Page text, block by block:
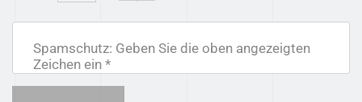
Spamschutz: Geben Sie die oben angezeigten
Zeichen ein *